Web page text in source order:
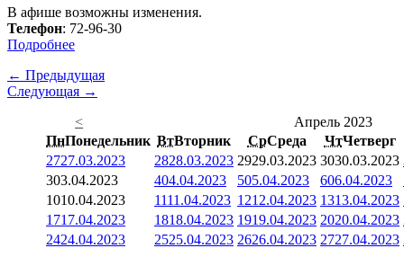
В афише возможны изменения.
Телефон: 72-96-30
Подробнее
← Предыдущая
Следующая →
<
Апрель 2023
ПнПонедельник ВтВторник СрСреда ЧтЧетверг
2727.03.2023 2828.03.2023 2929.03.2023 3030.03.2023
303.04.2023 404.04.2023 505.04.2023 606.04.2023
1010.04.2023 1111.04.2023 1212.04.2023 1313.04.2023
1717.04.2023 1818.04.2023 1919.04.2023 2020.04.2023
2424.04.2023 2525.04.2023 2626.04.2023 2727.04.2023